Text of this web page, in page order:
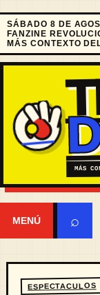
SÁBADO 8 DE
FANZINE
MÁS CONTEXTO
MÁS
MENÚ ⌕
ESPECTACULOS